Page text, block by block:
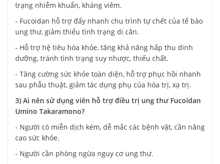
trạng nhiễm khuẩn, kháng viêm.
- Fucoidan hỗ trợ đẩy nhanh chu trình tự chết của tế bào
ung thư, giảm thiểu tình trạng di căn.
- Hỗ trợ hệ tiêu hóa khỏe, tăng khả năng hấp thu dinh
dưỡng, tránh tình trạng suy nhược, thiếu chất.
- Tăng cường sức khỏe toàn diện, hỗ trợ phục hồi nhanh
sau phẫu thuật, giảm tác dụng phụ của hóa trị, xạ trị.
3) Ai nên sử dụng viên hỗ trợ điều trị ung thư Fucoidan
Umino Takaramono?
- Người có miễn dịch kém, dễ mắc các bệnh vặt, cần nâng
cao sức khỏe.
- Người cần phòng ngừa nguy cơ ung thư.